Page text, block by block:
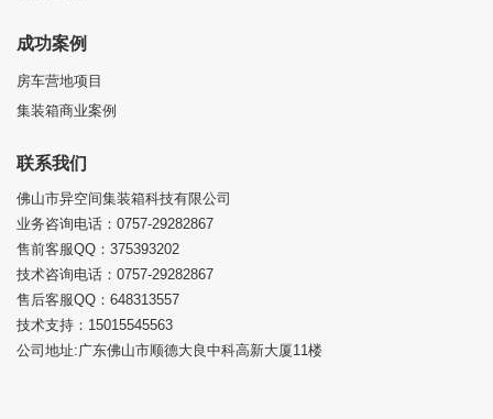
成功案例
房车营地项目
集装箱商业案例
联系我们
佛山市异空间集装箱科技有限公司
业务咨询电话：0757-29282867
售前客服QQ：375393202
技术咨询电话：0757-29282867
售后客服QQ：648313557
技术支持：15015545563
公司地址:广东佛山市顺德大良中科高新大厦11楼